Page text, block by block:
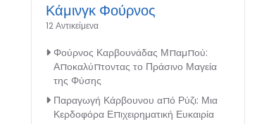
Κάμινγκ Φούρνος
12 Αντικείμενα
Φούρνος Καρβουνάδας Μπαμπού:
Αποκαλύπτοντας το Πράσινο Μαγεία
της Φύσης
Παραγωγή Κάρβουνου από Ρύζι: Μια
Κερδοφόρα Επιχειρηματική Ευκαιρία